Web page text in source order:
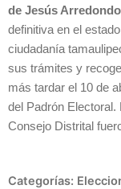
de Jesús
definitiva en el
ciudadanía
sus trámites y
más tardar el 10 de
del Padrón
Consejo Distrital
Categorías: